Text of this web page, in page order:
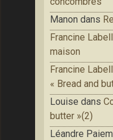
Manon dans
Francine
maison
Francine
« Bread and
Louise dans
butter »(2)
Léandre